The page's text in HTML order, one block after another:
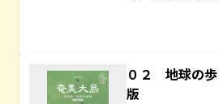
０２ 地球の
版